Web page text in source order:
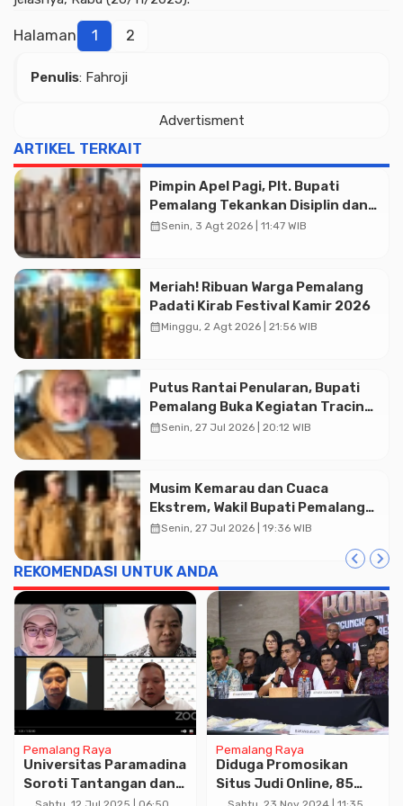
Advertisment
Halaman 1 2
Penulis: Fahroji
Advertisment
ARTIKEL TERKAIT
Pimpin Apel Pagi, Plt. Bupati
Pemalang Tekankan Disiplin dan
Soliditas ASN untuk Pelayanan
calendar_monthSenin, 3 Agt 2026 | 11:47 WIB
Meriah! Ribuan Warga Pemalang
Padati Kirab Festival Kamir 2026
calendar_monthMinggu, 2 Agt 2026 | 21:56 WIB
Putus Rantai Penularan, Bupati
Pemalang Buka Kegiatan Tracing
TBC Terintegrasi di Mulyoharjo
calendar_monthSenin, 27 Jul 2026 | 20:12 WIB
Musim Kemarau dan Cuaca
Ekstrem, Wakil Bupati Pemalang
Ingatkan ASN Waspada Bahaya
calendar_monthSenin, 27 Jul 2026 | 19:36 WIB
REKOMENDASI UNTUK ANDA
Pemalang Raya
Universitas Paramadina
Soroti Tantangan dan
Solusi Koperasi Merah
Pemalang Raya
Diduga Promosikan
Situs Judi Online, 85
Influencer Ditangkap